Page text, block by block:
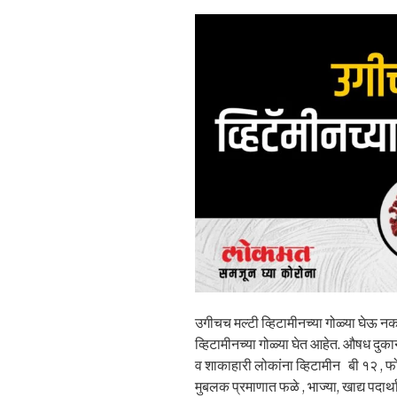
उगीचच मल्टी व्हिटामीनच्या गोळ्या घेऊ
व्हिटामीनच्या गोळ्या घेत आहेत. औषध
व शाकाहारी लोकांना व्हिटामीन बी
मुबलक प्रमाणात फळे , भाज्या, खाद्य